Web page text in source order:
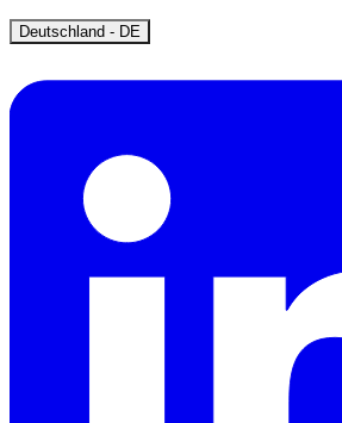
Deutschland - DE